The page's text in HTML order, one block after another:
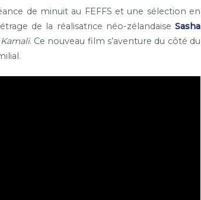
de minuit au FEFFS et une sélection en
de la réalisatrice néo-zélandaiseSasha
Kamali. Ce nouveau film s’aventure du côté du